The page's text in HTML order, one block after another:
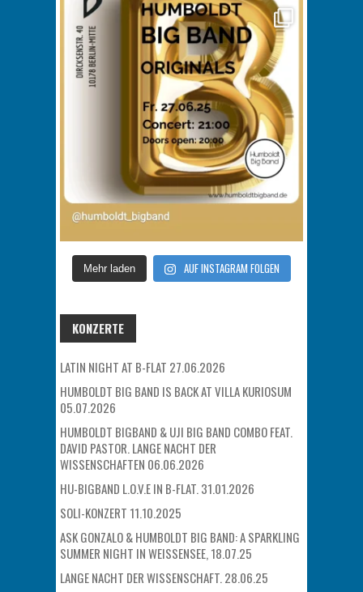
Mehr laden AUF INSTAGRAM FOLGEN
KONZERTE
LATIN NIGHT AT B-FLAT 27.06.2026
HUMBOLDT BIG BAND IS BACK AT VILLA KURIOSUM
05.07.2026
HUMBOLDT BIGBAND & UJI BIG BAND COMBO FEAT.
DAVID PASTOR. LANGE NACHT DER
WISSENSCHAFTEN 06.06.2026
HU-BIGBAND L.O.V.E IN B-FLAT. 31.01.2026
SOLI-KONZERT 11.10.2025
ASK GONZALO & HUMBOLDT BIG BAND: A SPARKLING
SUMMER NIGHT IN WEISSENSEE, 18.07.25
LANGE NACHT DER WISSENSCHAFT. 28.06.25